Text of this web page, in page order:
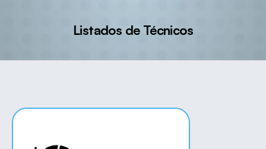
Listados de Técnicos